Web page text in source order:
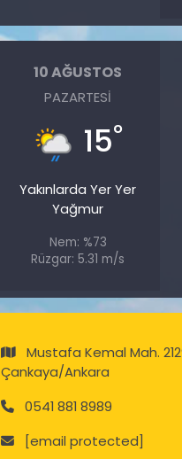
10 AĞUSTOS
PAZARTESI
15°
Yakınlarda Yer Yer
Yağmur
Nem: %73
Rüzgar: 5.31 m/s
Mustafa Kemal Mah.
Çankaya/Ankara
0541 881 8989
[email protected]